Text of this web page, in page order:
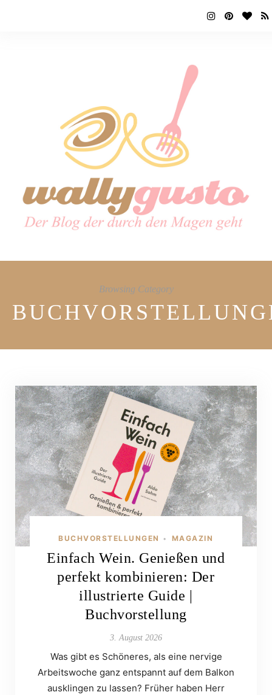
Browsing Category
BUCHVORSTELLUNGEN • MAGAZIN
Einfach Wein. Genießen und
perfekt kombinieren: Der
illustrierte Guide |
Buchvorstellung
3. August 2026
Was gibt es Schöneres, als eine nervige
Arbeitswoche ganz entspannt auf dem Balkon
ausklingen zu lassen? Früher haben Herr